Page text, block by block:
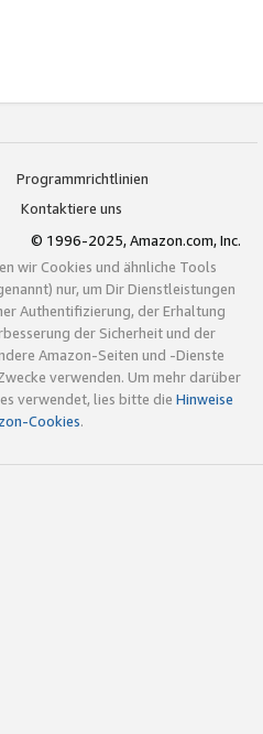
Programmrichtlinien
Kontaktiere uns
© 1996-2025, Amazon.com, Inc.
wir Cookies und ähnliche Tools
nur, um Dir Dienstleistungen
Authentifizierung, der Erhaltung
der Sicherheit und der
Amazon-Seiten und -Dienste
verwenden. Um mehr darüber
verwendet, lies bitte die Hinweise
Cookies.